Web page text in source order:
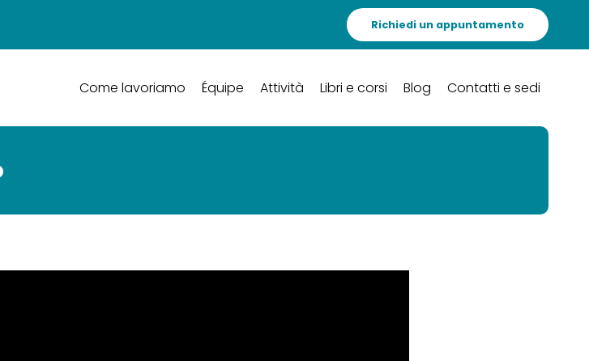
Richiedi un appuntamento
Come lavoriamo Équipe Attività Libri e corsi Blog Contatti e sedi